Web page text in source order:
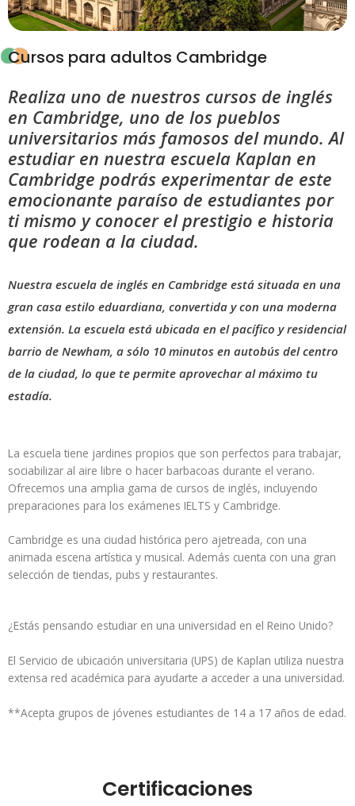
Cursos para adultos Cambridge
Realiza uno de nuestros cursos de inglés
en Cambridge, uno de los pueblos
universitarios más famosos del mundo. Al
estudiar en nuestra escuela Kaplan en
Cambridge podrás experimentar de este
emocionante paraíso de estudiantes por
ti mismo y conocer el prestigio e historia
que rodean a la ciudad.
Nuestra escuela de inglés en Cambridge está situada en una
gran casa estilo eduardiana, convertida y con una moderna
extensión. La escuela está ubicada en el pacífico y residencial
barrio de Newham, a sólo 10 minutos en autobús del centro
de la ciudad, lo que te permite aprovechar al máximo tu
estadía.
La escuela tiene jardines propios que son perfectos para trabajar,
sociabilizar al aire libre o hacer barbacoas durante el verano.
Ofrecemos una amplia gama de cursos de inglés, incluyendo
preparaciones para los exámenes IELTS y Cambridge.
Cambridge es una ciudad histórica pero ajetreada, con una
animada escena artística y musical. Además cuenta con una gran
selección de tiendas, pubs y restaurantes.
¿Estás pensando estudiar en una universidad en el Reino Unido?
El Servicio de ubicación universitaria (UPS) de Kaplan utiliza nuestra
extensa red académica para ayudarte a acceder a una universidad.
**Acepta grupos de jóvenes estudiantes de 14 a 17 años de edad.
Certificaciones